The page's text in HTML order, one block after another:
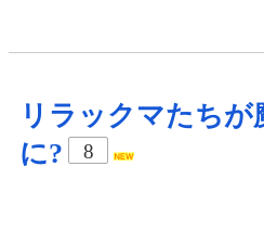
リラックマたちが
に?
8